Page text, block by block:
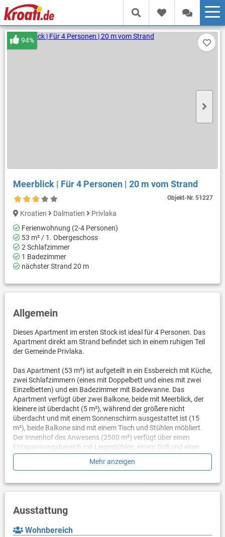
Meerblick | Für 4 Personen | 20 m vom Strand
Objekt-Nr.51227
94%
Kroatien Dalmatien
Privlaka
Ferienwohnung (2-4 Personen)
53 m² / 1. Obergeschoss
2 Schlafzimmer
1 Badezimmer
nächster Strand 20 m
Allgemein
Dieses Apartment im ersten Stock ist ideal für 4 Personen. Das
Apartment direkt am Strand befindet sich in einem ruhigen Teil
der Gemeinde Privlaka.
Das Apartment (53 m²) ist aufgeteilt in ein Essbereich mit Küche,
zwei Schlafzimmern (eines mit Doppelbett und eines mit zwei
Einzelbetten) und ein Badezimmer mit Badewanne. Das
Apartment verfügt über zwei Balkone, beide mit Meerblick, der
kleinere ist überdacht (5 m²), während der größere nicht
überdacht und mit einem Sonnenschirm ausgestattet ist (15
m²), beide Balkone sind mit einem Tisch und Stühlen möbliert.
Der Innenhof des Anwesens (2500 m²) verfügt über einen
Entspannungsbereich mit Liegestühlen, einem Grill und einer
Außendusche.
Parkplatz auf dem Grundstück stehen den Gästen ohne
gegen einen Aufpreis von 15 EUR pro Tier und Nacht
Mehr anzeigen
Ausstattung
Wohnbereich